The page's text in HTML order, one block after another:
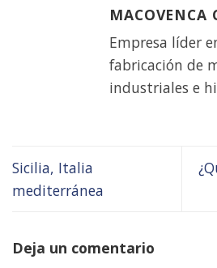
MACOVENCA
Empresa líder
fabricación de
industriales e
Sicilia, Italia
mediterránea
Deja un comentario